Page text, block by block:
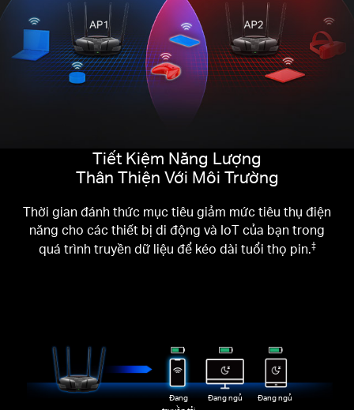
Tiết Kiệm Năng Lượng
Thân Thiện Với Môi Trường
Thời gian đánh thức mục tiêu giảm mức tiêu thụ điện
năng cho các thiết bị di động và IoT của bạn trong
quá trình truyền dữ liệu để kéo dài tuổi thọ pin.‡
Đang
Đang ngủ Đang ngủ